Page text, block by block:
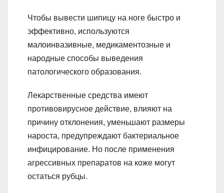
Чтобы вывести шипицу на ноге быстро и
эффективно, используются
малоинвазивные, медикаментозные и
народные способы выведения
патологического образования.
Лекарственные средства имеют
противовирусное действие, влияют на
причину отклонения, уменьшают размеры
нароста, предупреждают бактериальное
инфицирование. Но после применения
агрессивных препаратов на коже могут
остаться рубцы.